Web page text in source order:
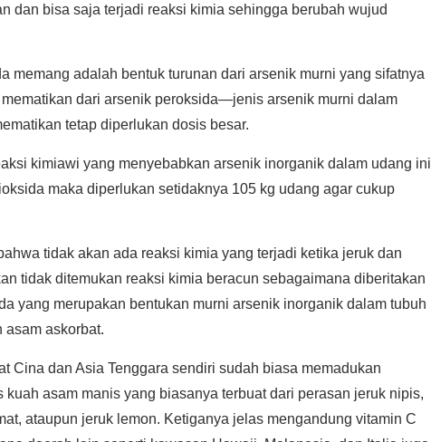
dan bisa saja terjadi reaksi kimia sehingga berubah wujud
memang adalah bentuk turunan dari arsenik murni yang sifatnya
dari arsenik peroksida—jenis arsenik murni dalam
tetap diperlukan dosis besar.
kimiawi yang menyebabkan arsenik inorganik dalam udang ini
maka diperlukan setidaknya 105 kg udang agar cukup
tidak akan ada reaksi kimia yang terjadi ketika jeruk dan
tidak ditemukan reaksi kimia beracun sebagaimana diberitakan
yang merupakan bentukan murni arsenik inorganik dalam tubuh
asam askorbat.
Cina dan Asia Tenggara sendiri sudah biasa memadukan
asam manis yang biasanya terbuat dari perasan jeruk nipis,
ataupun jeruk lemon. Ketiganya jelas mengandung vitamin C